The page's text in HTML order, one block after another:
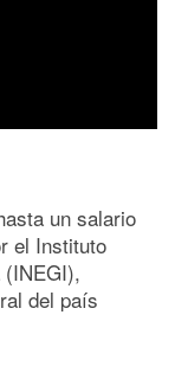
un salario
el Instituto
del país